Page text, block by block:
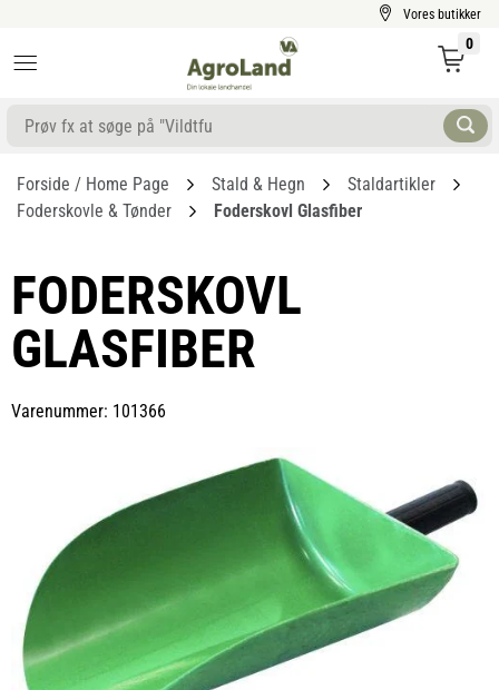
Vores butikker
0
Forside / Home Page Stald & Hegn
Staldartikler
Foderskovle & Tønder
Foderskovl Glasfiber
FODERSKOVL
GLASFIBER
Varenummer: 101366